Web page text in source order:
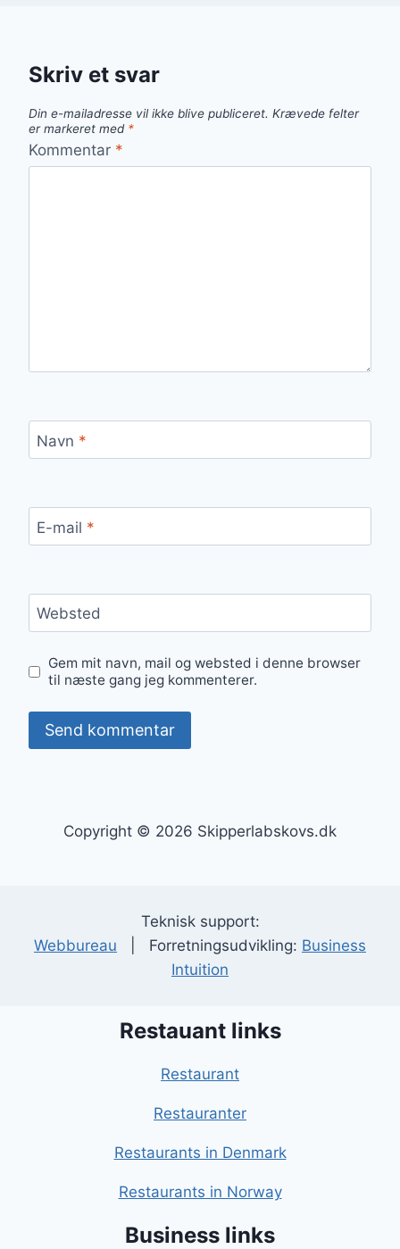
Skriv et svar
Din e-mailadresse vil ikke blive publiceret. Krævede felter
er markeret med *
Kommentar *
Navn *
E-mail *
Websted
Gem mit navn, mail og websted i denne browser
til næste gang jeg kommenterer.
Copyright © 2026 Skipperlabskovs.dk
Teknisk support:
Webbureau | Forretningsudvikling: Business
Intuition
Restauant links
Restaurant
Restauranter
Restaurants in Denmark
Restaurants in Norway
Business links